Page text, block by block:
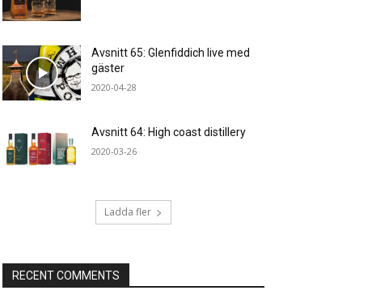
Avsnitt 65: Glenfiddich live med
gäster
2020-04-28
Avsnitt 64: High coast distillery
2020-03-26
Ladda fler
RECENT COMMENTS